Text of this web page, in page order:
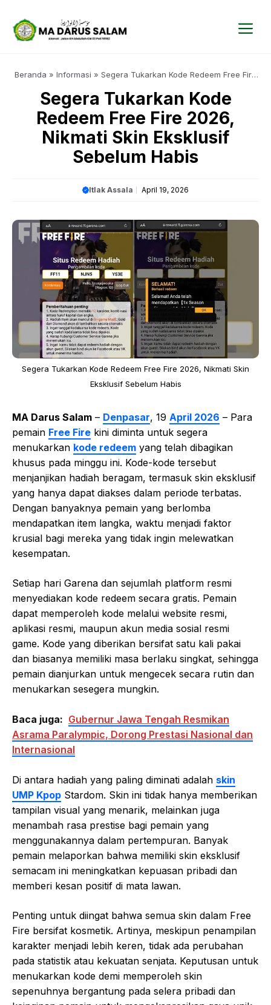
Beranda » Informasi » Segera Tukarkan Kode Redeem Free Fire
Segera Tukarkan Kode
Redeem Free Fire 2026,
Nikmati Skin Eksklusif
Sebelum Habis
Itlak Assala April 19, 2026
Segera Tukarkan Kode Redeem Free Fire 2026, Nikmati Skin
Eksklusif Sebelum Habis
MA Darus Salam – Denpasar, 19 April 2026 – Para
pemain Free Fire kini diminta untuk segera
menukarkan kode redeem yang telah dibagikan
khusus pada minggu ini. Kode-kode tersebut
menjanjikan hadiah beragam, termasuk skin eksklusif
yang hanya dapat diakses dalam periode terbatas.
Dengan banyaknya pemain yang berlomba
mendapatkan item langka, waktu menjadi faktor
krusial bagi mereka yang tidak ingin melewatkan
kesempatan.
Setiap hari Garena dan sejumlah platform resmi
menyediakan kode redeem secara gratis. Pemain
dapat memperoleh kode melalui website resmi,
aplikasi resmi, maupun akun media sosial resmi
game. Kode yang diberikan bersifat satu kali pakai
dan biasanya memiliki masa berlaku singkat, sehingga
pemain dianjurkan untuk mengecek secara rutin dan
menukarkan sesegera mungkin.
Baca juga: Gubernur Jawa Tengah Resmikan
Asrama Paralympic, Dorong Prestasi Nasional dan
Internasional
Di antara hadiah yang paling diminati adalah skin
UMP Kpop Stardom. Skin ini tidak hanya memberikan
tampilan visual yang menarik, melainkan juga
menambah rasa prestise bagi pemain yang
menggunakannya dalam pertempuran. Banyak
pemain melaporkan bahwa memiliki skin eksklusif
semacam ini meningkatkan kepuasan pribadi dan
memberi kesan positif di mata lawan.
Penting untuk diingat bahwa semua skin dalam Free
Fire bersifat kosmetik. Artinya, meskipun penampilan
karakter menjadi lebih keren, tidak ada perubahan
pada statistik atau kekuatan senjata. Keputusan untuk
menukarkan kode demi memperoleh skin
sepenuhnya bergantung pada selera pribadi dan